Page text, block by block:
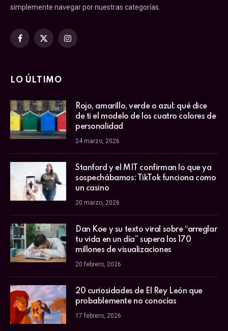
simplemente navegar por nuestras categorías.
Facebook
X
Instagram
LO ÚLTIMO
Rojo, amarillo, verde o azul: qué dice
de ti el modelo de los cuatro colores de
personalidad
24 marzo, 2026
Stanford y el MIT confirman lo que ya
sospechábamos: TikTok funciona como
un casino
20 marzo, 2026
Dan Koe y su texto viral sobre “arreglar
tu vida en un día” supera los 170
millones de visualizaciones
20 febrero, 2026
20 curiosidades de El Rey León que
probablemente no conocías
17 febrero, 2026